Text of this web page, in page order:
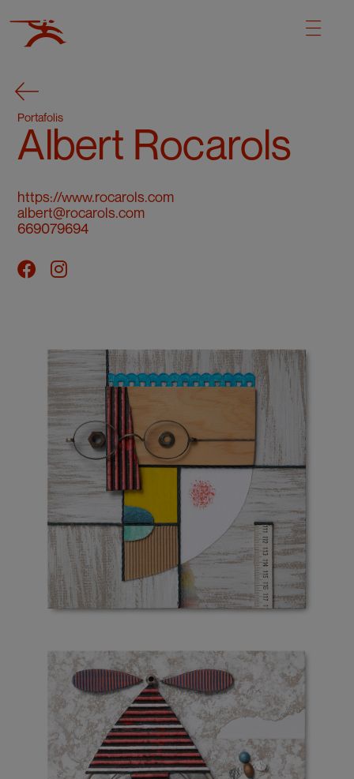
Portafolis
Albert Rocarols
https://www.rocarols.com
albert@rocarols.com
669079694